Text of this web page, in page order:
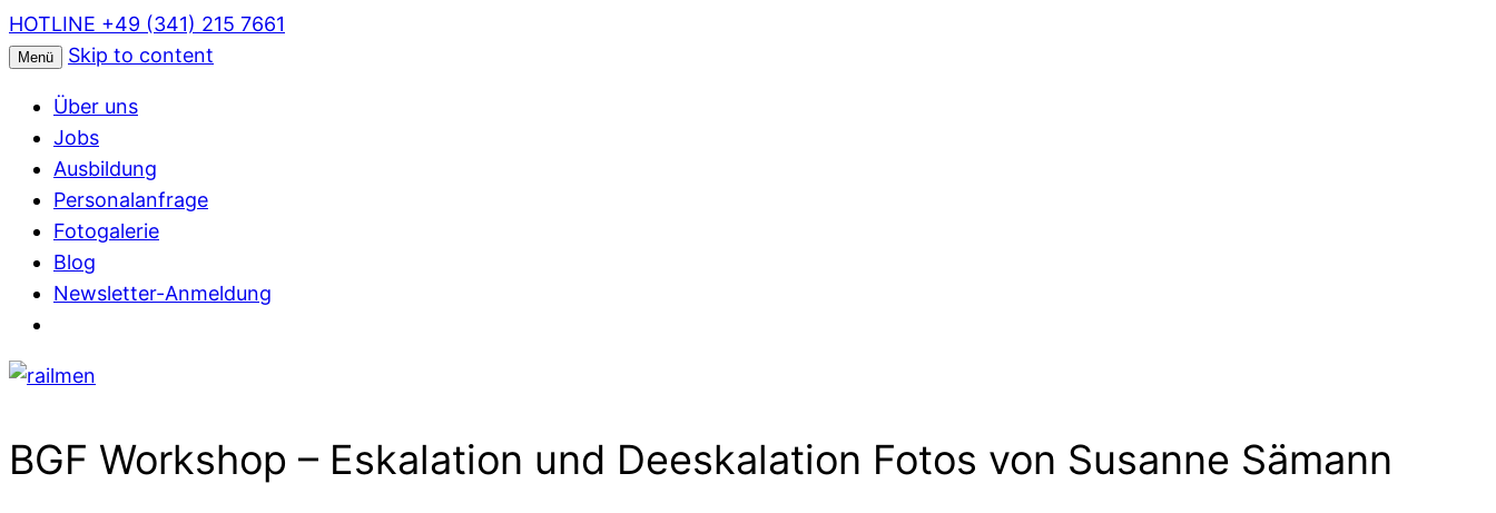
HOTLINE +49 (341) 215 7661
Menü Skip to content
Über uns
Jobs
Ausbildung
Personalanfrage
Fotogalerie
Blog
Newsletter-Anmeldung
BGF Workshop – Eskalation und Deeskalation Fotos von Susanne Sämann